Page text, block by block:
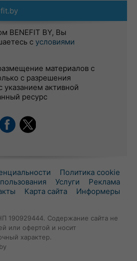
BENEFIT BY, Вы
с условиями
материалов с
с разрешения
указанием активной
ресурс
Политика cookie
Услуги
Реклама
Карта сайта Информеры
190929444. Содержание сайта не
или офертой и носит
характер.